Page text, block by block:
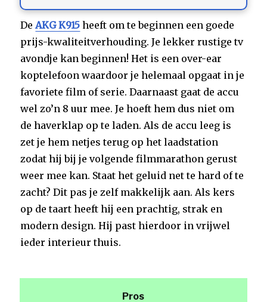
DeAKG K915 heeft om te beginnen een goede
prijs-kwaliteitverhouding. Je lekker rustige tv
avondje kan beginnen! Het is een over-ear
koptelefoon waardoor je helemaal opgaat in je
favoriete film of serie. Daarnaast gaat de accu
wel zo’n 8 uur mee. Je hoeft hem dus niet om
de haverklap op te laden. Als de accu leeg is
zet je hem netjes terug op het laadstation
zodat hij bij je volgende filmmarathon gerust
weer mee kan. Staat het geluid net te hard of te
zacht? Dit pas je zelf makkelijk aan. Als kers
op de taart heeft hij een prachtig, strak en
modern design. Hij past hierdoor in vrijwel
ieder interieur thuis.
Pros